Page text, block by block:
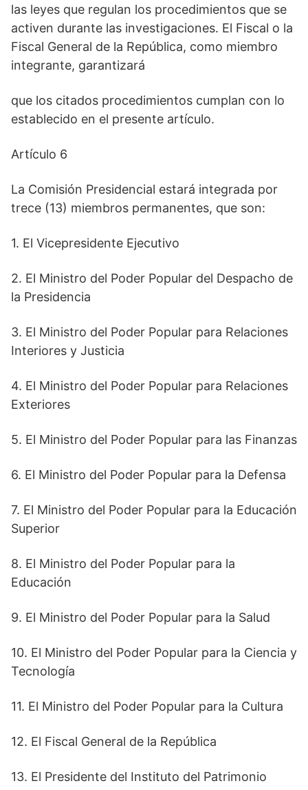
las leyes que regulan los procedimientos que se
activen durante las investigaciones. El Fiscal o la
Fiscal General de la República, como miembro
integrante, garantizará
que los citados procedimientos cumplan con lo
establecido en el presente artículo.
Artículo 6
La Comisión Presidencial estará integrada por
trece (13) miembros permanentes, que son:
1. El Vicepresidente Ejecutivo
2. El Ministro del Poder Popular del Despacho de
la Presidencia
3. El Ministro del Poder Popular para Relaciones
Interiores y Justicia
4. El Ministro del Poder Popular para Relaciones
Exteriores
5. El Ministro del Poder Popular para las Finanzas
6. El Ministro del Poder Popular para la Defensa
7. El Ministro del Poder Popular para la Educación
Superior
8. El Ministro del Poder Popular para la
Educación
9. El Ministro del Poder Popular para la Salud
10. El Ministro del Poder Popular para la Ciencia y
Tecnología
11. El Ministro del Poder Popular para la Cultura
12. El Fiscal General de la República
13. El Presidente del Instituto del Patrimonio